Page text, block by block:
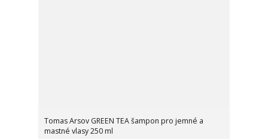
Tomas Arsov GREEN TEA šampon pro jemné a
mastné vlasy 250 ml